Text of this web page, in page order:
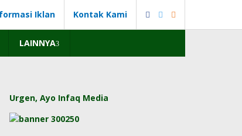
Iklan Kontak Kami
LAINNYA
Urgen, Ayo Infaq Media